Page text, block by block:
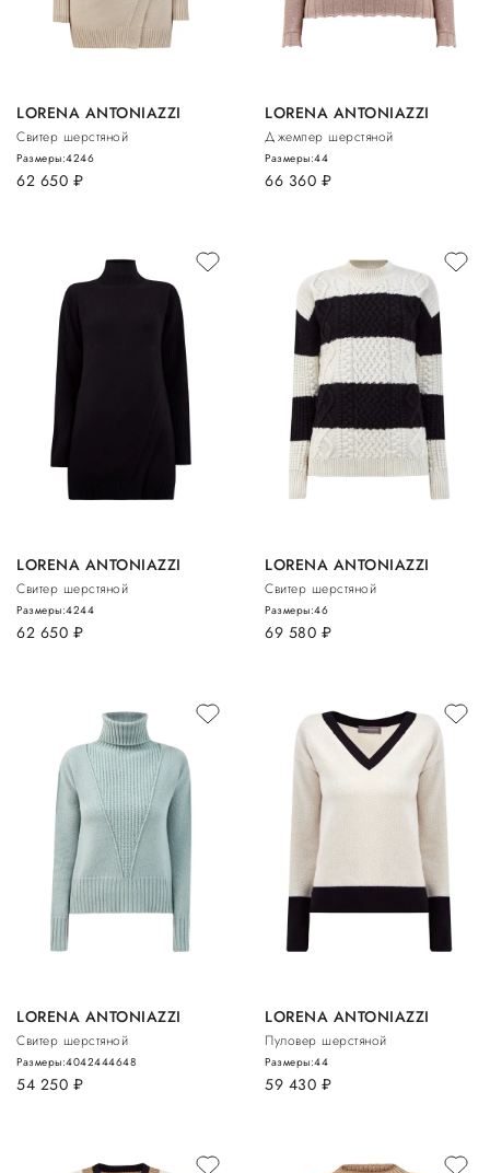
LORENA ANTONIAZZI
Свитер шерстяной
62 650 руб.
Размеры:4246
LORENA ANTONIAZZI
Джемпер шерстяной
66 360 руб.
Размеры:44
LORENA ANTONIAZZI
Свитер шерстяной
62 650 руб.
Размеры:4244
LORENA ANTONIAZZI
Свитер шерстяной
69 580 руб.
Размеры:46
LORENA ANTONIAZZI
Свитер шерстяной
54 250 руб.
Размеры:4042444648
LORENA ANTONIAZZI
Пуловер шерстяной
59 430 руб.
Размеры:44